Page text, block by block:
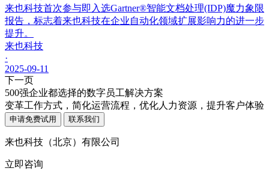
来也科技首次参与即入选Gartner®智能文档处理(IDP)魔力象限
报告，标志着来也科技在企业自动化领域扩展影响力的进一步
提升。
来也科技
·
2025-09-11
下一页
500强企业都选择的数字员工解决方案
变革工作方式，简化运营流程，优化人力资源，提升客户体验
申请免费试用 联系我们
来也科技（北京）有限公司
立即咨询